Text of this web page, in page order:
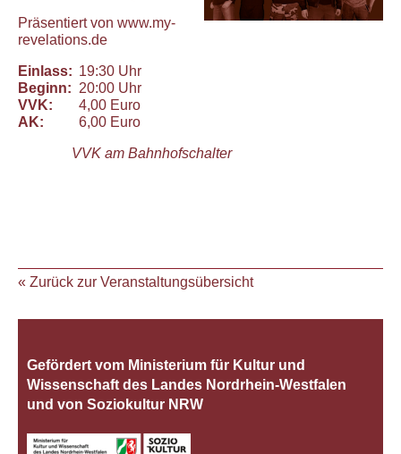
Präsentiert von www.my-
revelations.de
Einlass: 19:30 Uhr
Beginn: 20:00 Uhr
VVK:
4,00 Euro
AK:
6,00 Euro
VVK am Bahnhofschalter
« Zurück zur Veranstaltungsübersicht
Gefördert vom Ministerium für Kultur und
Wissenschaft des Landes Nordrhein‐Westfalen
und von Soziokultur NRW